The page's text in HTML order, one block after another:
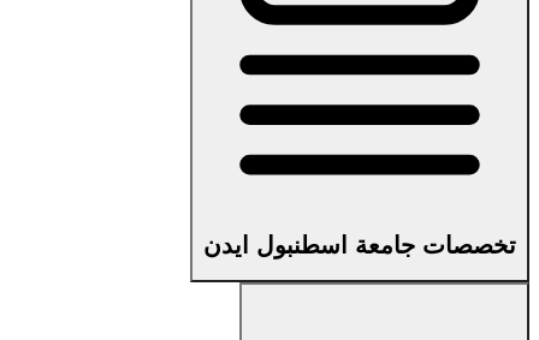
تخصصات جامعة اسطنبول ايدن